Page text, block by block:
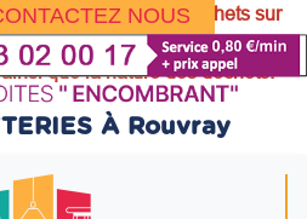
NOUS
si vous laissez vos déchets sur
en garde, les sanctions en cas
que la nature des déchets.
À Rouvray